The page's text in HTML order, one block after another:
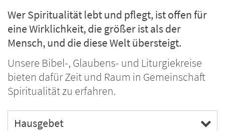
Wer Spiritualität lebt und pflegt, ist offen für
eine Wirklichkeit, die größer ist als der
Mensch, und die diese Welt übersteigt.
Unsere Bibel-, Glaubens- und Liturgiekreise
bieten dafür Zeit und Raum in Gemeinschaft
Spiritualität zu erfahren.
Hausgebet